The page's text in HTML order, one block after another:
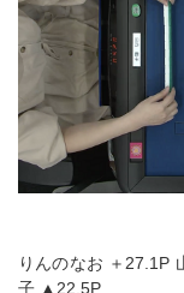
りんのなお ＋27.1P
子 ▲22.5P